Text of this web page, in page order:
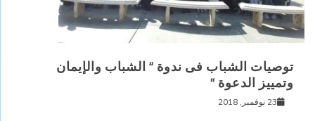
توصيات الشباب فى ندوة ” الشباب والإيمان
وتمييز الدعوة “
23 نوفمبر, 2018